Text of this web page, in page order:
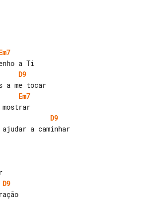
D9
Em7
D9
a caminhar
D9